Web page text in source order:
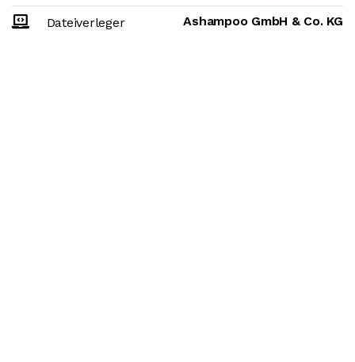
Dateiverleger Ashampoo GmbH & Co. KG